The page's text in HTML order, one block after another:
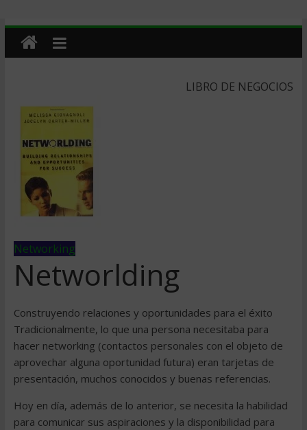
LIBRO DE NEGOCIOS
Networking
Networlding
Construyendo relaciones y oportunidades para el éxito
Tradicionalmente, lo que una persona necesitaba para
hacer networking (contactos personales con el objeto de
aprovechar alguna oportunidad futura) eran tarjetas de
presentación, muchos conocidos y buenas referencias.
Hoy en día, además de lo anterior, se necesita la habilidad
para comunicar sus aspiraciones y la disponibilidad para